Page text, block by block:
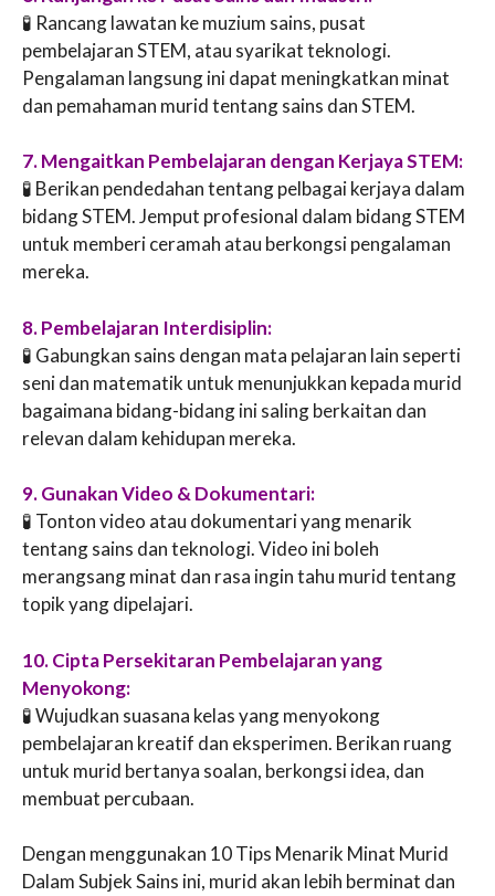
🧪 Rancang lawatan ke muzium sains, pusat
pembelajaran STEM, atau syarikat teknologi.
Pengalaman langsung ini dapat meningkatkan minat
dan pemahaman murid tentang sains dan STEM.
7. Mengaitkan Pembelajaran dengan Kerjaya STEM:
🧪 Berikan pendedahan tentang pelbagai kerjaya dalam
bidang STEM. Jemput profesional dalam bidang STEM
untuk memberi ceramah atau berkongsi pengalaman
mereka.
8. Pembelajaran Interdisiplin:
🧪 Gabungkan sains dengan mata pelajaran lain seperti
seni dan matematik untuk menunjukkan kepada murid
bagaimana bidang-bidang ini saling berkaitan dan
relevan dalam kehidupan mereka.
9. Gunakan Video & Dokumentari:
🧪 Tonton video atau dokumentari yang menarik
tentang sains dan teknologi. Video ini boleh
merangsang minat dan rasa ingin tahu murid tentang
topik yang dipelajari.
10. Cipta Persekitaran Pembelajaran yang
Menyokong:
🧪 Wujudkan suasana kelas yang menyokong
pembelajaran kreatif dan eksperimen. Berikan ruang
untuk murid bertanya soalan, berkongsi idea, dan
membuat percubaan.
Dengan menggunakan 10 Tips Menarik Minat Murid
Dalam Subjek Sains ini, murid akan lebih berminat dan